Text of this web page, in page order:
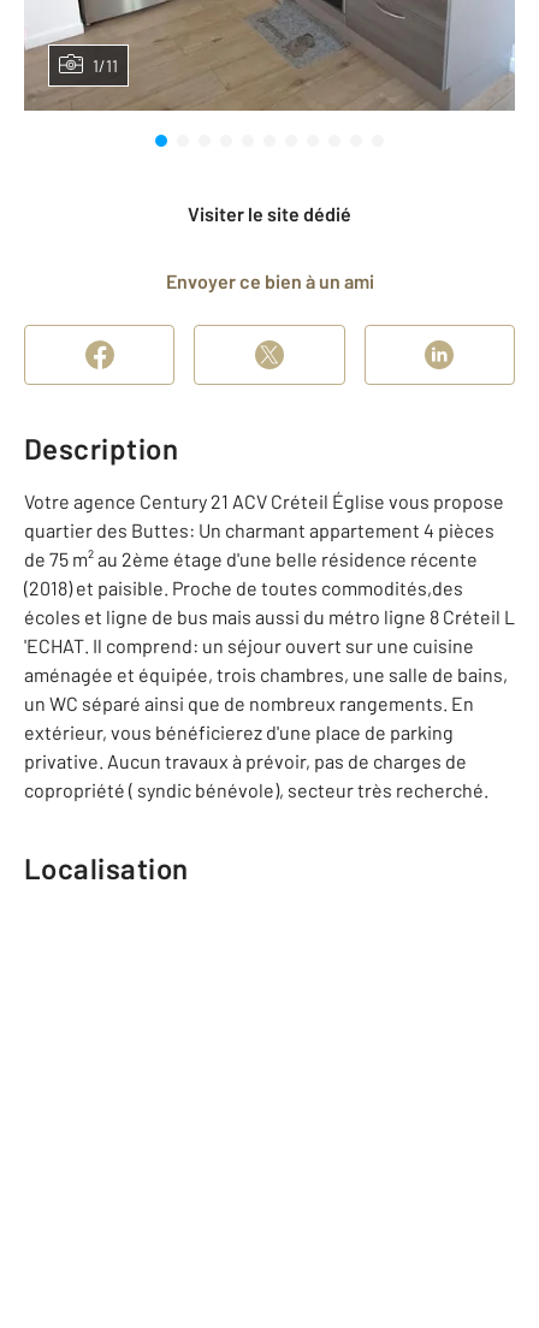
1/11
Visiter le site dédié
Envoyer ce bien à un ami
Description
Votre agence Century 21 ACV Créteil Église vous propose
quartier des Buttes: Un charmant appartement 4 pièces
de 75 m² au 2ème étage d'une belle résidence récente
(2018) et paisible. Proche de toutes commodités,des
écoles et ligne de bus mais aussi du métro ligne 8 Créteil L
'ECHAT. Il comprend: un séjour ouvert sur une cuisine
aménagée et équipée, trois chambres, une salle de bains,
un WC séparé ainsi que de nombreux rangements. En
extérieur, vous bénéficierez d'une place de parking
privative. Aucun travaux à prévoir, pas de charges de
copropriété ( syndic bénévole), secteur très recherché.
Localisation